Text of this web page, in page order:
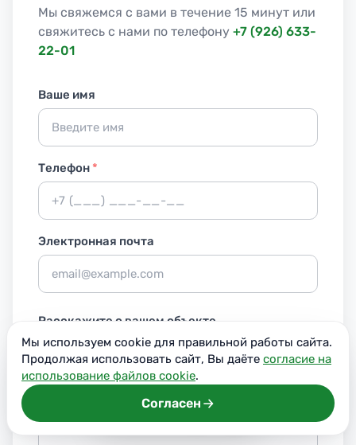
Мы свяжемся с вами в течение 15 минут или
свяжитесь с нами по телефону +7 (926) 633-
22-01
Ваше имя
Телефон*
Электронная почта
Расскажите о вашем объекте
Мы используем cookie для правильной работы сайта.
Продолжая использовать сайт, Вы даёте согласие на
использование файлов cookie.
Согласен